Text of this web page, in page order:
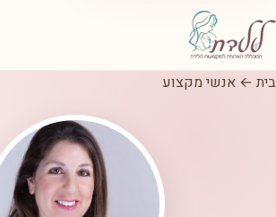
בית ← אנשי מקצוע